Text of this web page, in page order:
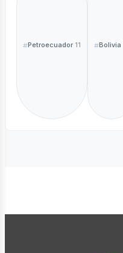
Petroecuador 11 Bolivia